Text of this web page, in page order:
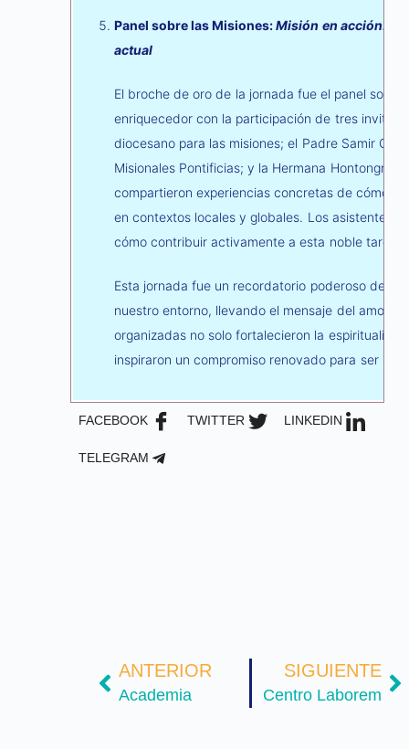
Panel sobre las Misiones:Misión en acción:
actual
El broche de oro de la jornada fue el panel
enriquecedor con la participación de tres
diocesano para las misiones; el Padre Samir
Misionales Pontificias; y la Hermana
compartieron experiencias concretas de cómo
en contextos locales y globales. Los asistentes
cómo contribuir activamente a esta noble tarea.
Esta jornada fue un recordatorio poderoso de
nuestro entorno, llevando el mensaje del amor
organizadas no solo fortalecieron la
inspiraron un compromiso renovado para ser
FACEBOOK TWITTER LINKEDIN
TELEGRAM
ANTERIOR
Academia
SIGUIENTE
Centro Laborem